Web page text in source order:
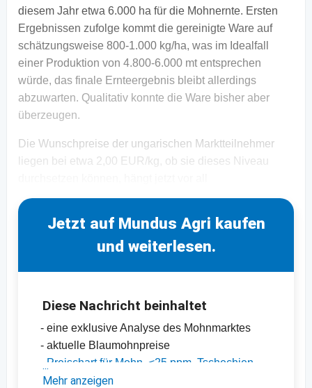
diesem Jahr etwa 6.000 ha für die Mohnernte. Ersten
Ergebnissen zufolge kommt die gereinigte Ware auf
schätzungsweise 800-1.000 kg/ha, was im Idealfall
einer Produktion von 4.800-6.000 mt entsprechen
würde, das finale Ernteergebnis bleibt allerdings
abzuwarten. Qualitativ konnte die Ware bisher aber
überzeugen.
Die Wunschpreise der ungarischen Marktteilnehmer
liegen bei etwa 2,00 EUR/kg, ob sie dieses Niveau
Jetzt auf Mundus Agri kaufen
und weiterlesen.
Diese Nachricht beinhaltet
- eine exklusive Analyse des Mohnmarktes
- aktuelle Blaumohnpreise
Preischart für Mohn, <25 ppm, Tschechien
-Preischart für Mohn, <25 ppm, Türkei
Mehr anzeigen